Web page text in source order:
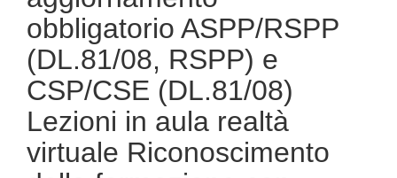
obbligatorio ASPP/RSPP
(DL.81/08, RSPP) e
CSP/CSE (DL.81/08)
Lezioni in aula realtà
virtuale Riconoscimento